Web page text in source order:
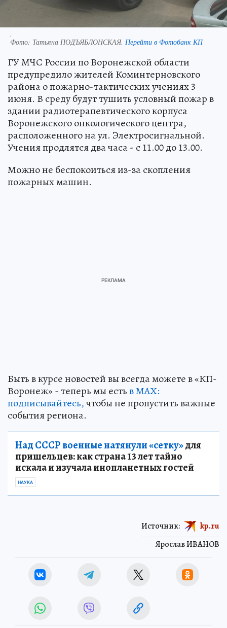
.
Фото: Татьяна ПОДЪЯБЛОНСКАЯ. Перейти в Фотобанк КП
ГУ МЧС России по Воронежской области
предупредило жителей Коминтерновского
района о пожарно-тактических учениях 3
июня. В среду будут тушить условный пожар в
здании радиотерапевтического корпуса
Воронежского онкологического центра,
расположенного на ул. Электросигнальной.
Учения продлятся два часа - с 11.00 до 13.00.
Можно не беспокоиться из-за скопления
пожарных машин.
Быть в курсе новостей вы всегда можете в «КП-
Воронеж» - теперь мы естьв МАХ:
подписывайтесь,чтобы не пропустить важные
события региона.
Над СССР военные натянули «сетку»для
пришельцев: как страна 13 лет тайно
искала и изучала инопланетных гостей
НАУКА
Ярослав ИВАНОВ
Источник: kp.ru